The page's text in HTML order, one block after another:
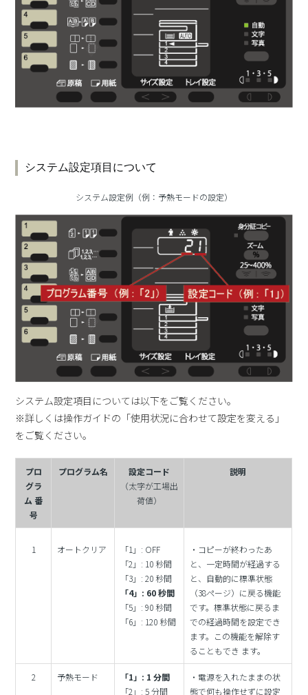
システム設定項目について
システム設定例（例：予熱モードの設定）
システム設定項目については以下をご覧ください。
※詳しくは操作ガイドの「使用状況に合わせて設定を変える」
をご覧ください。
プロ
グラ
ム 番
号
プログラム名
設定コード
（太字が工場出
荷値）
説明
1 オートクリア
「1」: OFF
「2」: 10 秒間
「3」: 20 秒間
「4」: 60 秒間
「5」: 90 秒間
「6」: 120 秒間
・コピーが終わったあ
と、一定時間が経過する
と、自動的に標準状態
（38ページ）に戻る機能
です。標準状態に戻るま
での経過時間を設定でき
ます。この機能を解除す
ることもでき ます。
2 予熱モード
「1」: 1 分間
「2」: 5 分間
・電源を入れたままの状
態で何も操作せずに設定